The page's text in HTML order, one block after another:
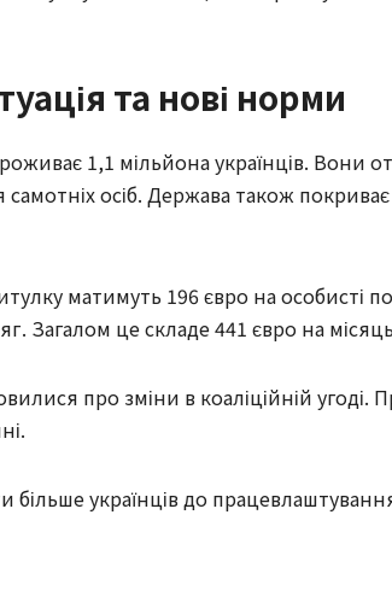
та нові норми
1,1 мільйона українців. Вони
самотніх осіб. Держава також
матимуть 196 євро на особисті
Загалом це складе 441 євро на
про зміни в коаліційній угоді.
більше українців до